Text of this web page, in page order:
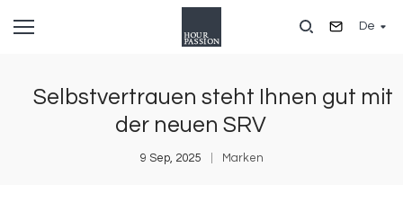
zum
De
Selbstvertrauen steht Ihnen gut mit
der neuen SRV
9 Sep, 2025 Marken